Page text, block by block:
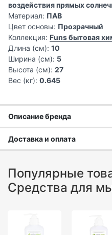
воздействия прямых
Материал: ПАВ
Цвет основы: Прозрачный
Коллекция: Funs бытовая
Длина (см): 10
Ширина (см): 5
Высота (см): 27
Вес (кг): 0.645
Описание бренда
Funs:
японского
БрендFunsпредставляет
инноваций в мире бытовой
передовые научные
Доставка и оплата
Доставка в Москве и
В Москве и Московской
Популярные
Средства для